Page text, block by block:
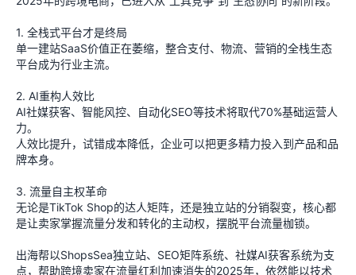
1. 全栈式平台才是终局
单一建站SaaS价值正在萎缩，整合支付、物流、营销的全栈生态
平台成为行业主流。
2. AI重构人效比
AI社媒获客、智能风控、自动化SEO等技术将取代70%基础运营人
力。
人效比提升，试错成本降低，企业可以把更多精力投入到产品和品
牌本身。
3. 流量自主权革命
无论是TikTok Shop的达人矩阵，还是独立站的分销裂变，核心都
是让卖家掌握流量分发和转化的主动权，摆脱平台流量枷锁。
出海帮以ShopsSea独立站、SEO矩阵系统、社媒AI获客系统为支
点，帮助跨境卖家在流量红利加速消失的2025年，依然能以技术